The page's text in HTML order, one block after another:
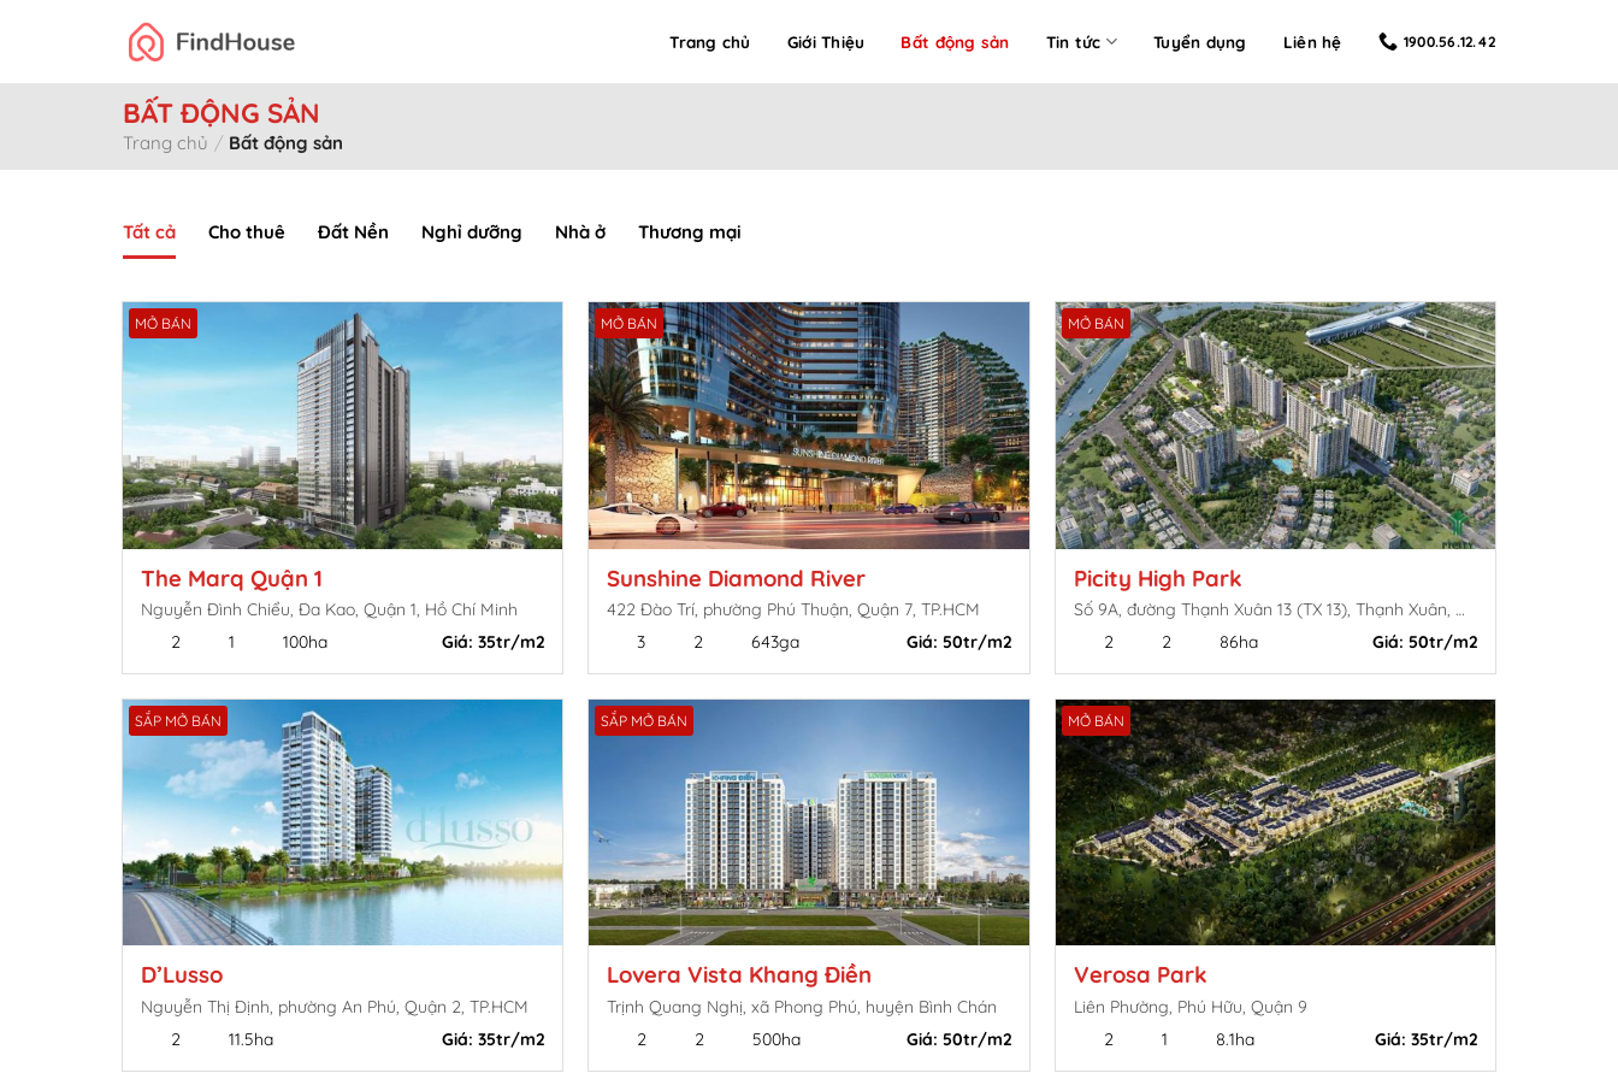
Trang chủ Giới Thiệu Bất động sản Tin tức Tuyển dụng Liên hệ 1900.56.12.42
BẤT ĐỘNG SẢN
Trang chủ / Bất động sản
Tất cả Cho thuê Đất Nền Nghỉ dưỡng Nhà ở Thương mại
MỞ BÁN
The Marq Quận 1
Nguyễn Đình Chiểu, Đa Kao, Quận 1, Hồ Chí Minh
2
1 100ha Giá:35tr/m2
MỞ BÁN
Sunshine Diamond River
422 Đào Trí, phường Phú Thuận, Quận 7, TP.HCM
3
2 643ga Giá: 50tr/m2
MỞ BÁN
Picity High Park
Số 9A, đường Thạnh Xuân 13 (TX 13), Thạnh Xuân, Quận 12, TP.HCM
2
2 86ha Giá:50tr/m2
SẮP MỞ BÁN
D’Lusso
Nguyễn Thị Định, phường An Phú, Quận 2, TP.HCM
2
11.5ha Giá:35tr/m2
SẮP MỞ BÁN
Lovera Vista Khang Điền
Trịnh Quang Nghị, xã Phong Phú, huyện Bình Chán
2
2 500ha Giá: 50tr/m2
MỞ BÁN
Verosa Park
Liên Phường, Phú Hữu, Quận 9
2
1 8.1ha Giá:35tr/m2